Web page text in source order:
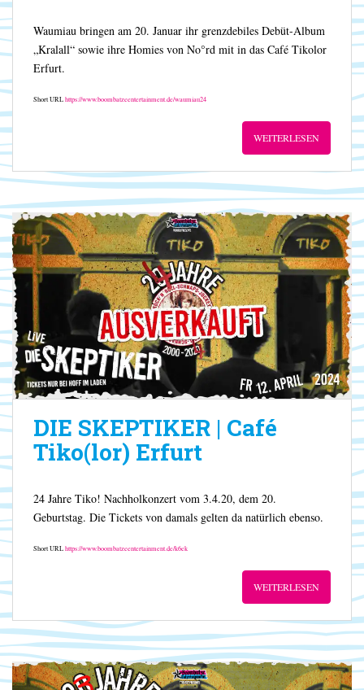
Waumiau bringen am 20. Januar ihr grenzdebiles Debüt-Album
„Kralall“ sowie ihre Homies von No°rd mit in das Café Tikolor
Erfurt.
Short URLhttps://www.boombatzeentertainment.de/waumiau24
WEITERLESEN
DIE SKEPTIKER | Café
Tiko(lor) Erfurt
24 Jahre Tiko! Nachholkonzert vom 3.4.20, dem 20.
Geburtstag. Die Tickets von damals gelten da natürlich ebenso.
Short URLhttps://www.boombatzeentertainment.de/k6ek
WEITERLESEN